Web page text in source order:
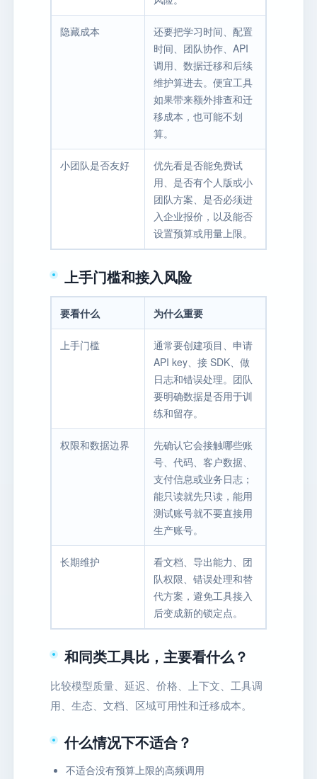
隐藏成本
还要把学习时间、配置
时间、团队协作、API
调用、数据迁移和后续
维护算进去。便宜工具
如果带来额外排查和迁
移成本，也可能不划
算。
小团队是否友好
优先看是否能免费试
用、是否有个人版或小
团队方案、是否必须进
入企业报价，以及能否
设置预算或用量上限。
上手门槛和接入风险
要看什么 为什么重要
上手门槛
通常要创建项目、申请
API key、接 SDK、做
日志和错误处理。团队
要明确数据是否用于训
练和留存。
权限和数据边界
先确认它会接触哪些账
号、代码、客户数据、
支付信息或业务日志；
能只读就先只读，能用
测试账号就不要直接用
生产账号。
长期维护
看文档、导出能力、团
队权限、错误处理和替
代方案，避免工具接入
后变成新的锁定点。
和同类工具比，主要看什么？
比较模型质量、延迟、价格、上下文、工具调
用、生态、文档、区域可用性和迁移成本。
什么情况下不适合？
不适合没有预算上限的高频调用